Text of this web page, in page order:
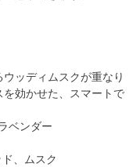
ッディムスクが重なり
効かせた、スマートで
ベンダー
、ムスク